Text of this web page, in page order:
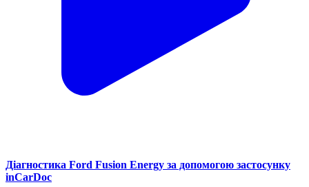
Діагностика Ford Fusion Energy за допомогою застосунку
inCarDoc